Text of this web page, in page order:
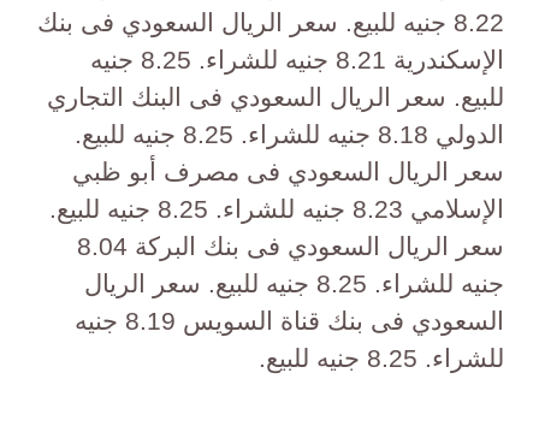
8.22 جنيه للبيع. سعر الريال السعودي فى بنك
الإسكندرية 8.21 جنيه للشراء. 8.25 جنيه
للبيع. سعر الريال السعودي فى البنك التجاري
الدولي 8.18 جنيه للشراء. 8.25 جنيه للبيع.
سعر الريال السعودي فى مصرف أبو ظبي
الإسلامي 8.23 جنيه للشراء. 8.25 جنيه للبيع.
سعر الريال السعودي فى بنك البركة 8.04
جنيه للشراء. 8.25 جنيه للبيع. سعر الريال
السعودي فى بنك قناة السويس 8.19 جنيه
للشراء. 8.25 جنيه للبيع.